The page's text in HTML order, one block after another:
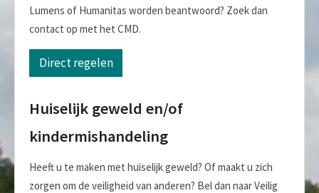
Lumens of Humanitas worden beantwoord? Zoek dan
contact op met het CMD.
Direct regelen
Huiselijk geweld en/of
kindermishandeling
Heeft u te maken met huiselijk geweld? Of maakt u zich
zorgen om de veiligheid van anderen? Bel dan naar Veilig